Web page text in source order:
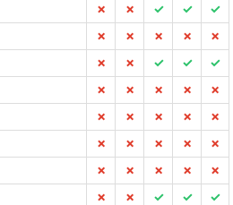
✗ ✗ ✓ ✓
✓
✗ ✗ ✗ ✗
✗
✗ ✗ ✓ ✓
✓
✗ ✗ ✗ ✗
✗
✗ ✗ ✗ ✗
✗
✗ ✗ ✗ ✗
✗
✗ ✗ ✗ ✗
✗
✗ ✗ ✓ ✓
✓